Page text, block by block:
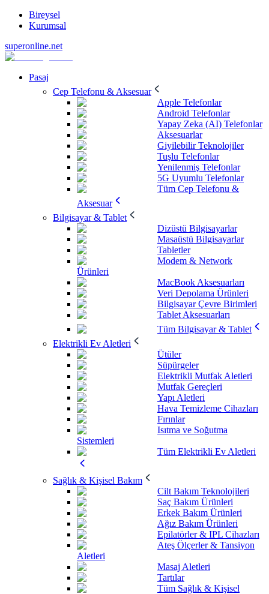
Bireysel
Kurumsal
superonline.net
Pasaj
Cep Telefonu & Aksesuar
Apple Telefonlar
Android Telefonlar
Yapay Zeka (AI) Telefonlar
Aksesuarlar
Giyilebilir Teknolojiler
Tuşlu Telefonlar
Yenilenmiş Telefonlar
5G Uyumlu Telefonlar
Tüm Cep Telefonu &
Aksesuar
Bilgisayar & Tablet
Dizüstü Bilgisayarlar
Masaüstü Bilgisayarlar
Tabletler
Modem & Network
Ürünleri
MacBook Aksesuarları
Veri Depolama Ürünleri
Bilgisayar Çevre Birimleri
Tablet Aksesuarları
Tüm Bilgisayar & Tablet
Elektrikli Ev Aletleri
Ütüler
Süpürgeler
Elektrikli Mutfak Aletleri
Mutfak Gereçleri
Yapı Aletleri
Hava Temizleme Cihazları
Fırınlar
Isıtma ve Soğutma
Sistemleri
Tüm Elektrikli Ev Aletleri
Sağlık & Kişisel Bakım
Cilt Bakım Teknolojileri
Saç Bakım Ürünleri
Erkek Bakım Ürünleri
Ağız Bakım Ürünleri
Epilatörler & IPL Cihazları
Ateş Ölçerler & Tansiyon
Aletleri
Masaj Aletleri
Tartılar
Tüm Sağlık & Kişisel